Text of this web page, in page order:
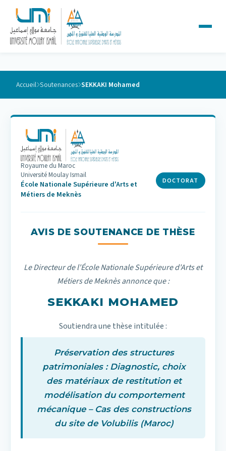
Accueil Soutenances SEKKAKI Mohamed
Royaume du Maroc
Université Moulay Ismail
École Nationale Supérieure d'Arts et
Métiers de Meknès
DOCTORAT
AVIS DE SOUTENANCE DE THÈSE
Le Directeur de l'École Nationale Supérieure d'Arts et
Métiers de Meknès annonce que :
SEKKAKI MOHAMED
Soutiendra une thèse intitulée :
Préservation des structures
patrimoniales : Diagnostic, choix
des matériaux de restitution et
modélisation du comportement
mécanique – Cas des constructions
du site de Volubilis (Maroc)